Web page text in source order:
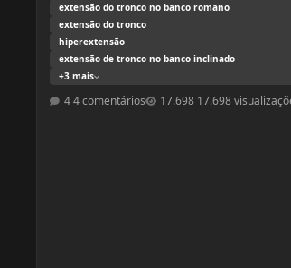
extensão do tronco no banco romano
extensão do tronco
hiperextensão
extensão de tronco no banco inclinado
+3 mais
4 comentários 17.698